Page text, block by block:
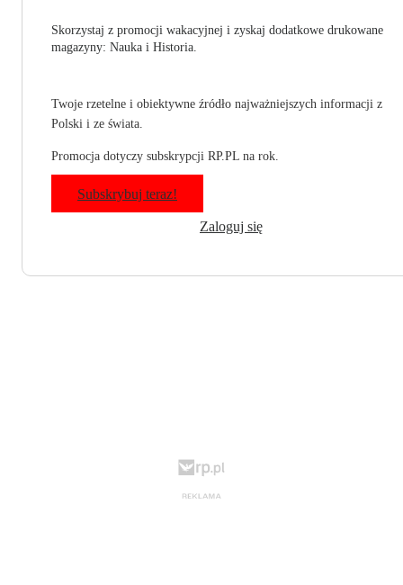
Skorzystaj z promocji wakacyjnej i zyskaj dodatkowe drukowane
magazyny: Nauka i Historia.
Twoje rzetelne i obiektywne źródło najważniejszych informacji z
Polski i ze świata.
Promocja dotyczy subskrypcji RP.PL na rok.
Subskrybuj teraz!
Zaloguj się